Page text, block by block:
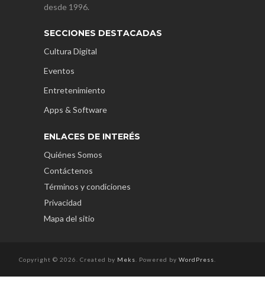
desde 1996.
SECCIONES DESTACADAS
Cultura Digital
Eventos
Entretenimiento
Apps & Software
ENLACES DE INTERÉS
Quiénes Somos
Contáctenos
Términos y condiciones
Privacidad
Mapa del sitio
Copyright © 2026. Created by Meks . Powered by WordPress